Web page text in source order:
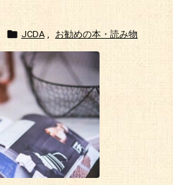
 JCDA , お勧めの本・読み物